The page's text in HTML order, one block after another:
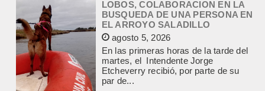
En las primeras horas de la tarde del
martes, el Intendente Jorge
Etcheverry recibió, por parte de su
par de...
TRES LESIONADOS POR EL
CHOQUE DE UN AUTO Y UN
CAMION EN LA RUTA 205
agosto 5, 2026